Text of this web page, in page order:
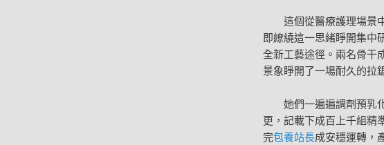
這個從醫療護理場景
即繚繞這一思緒睜開集中
全新工藝途徑。兩名骨干
景象睜開了一場耐久的拉
她們一遍遍調劑預乳
更，記載下成百上千組精
完包養站長成安穩運轉，